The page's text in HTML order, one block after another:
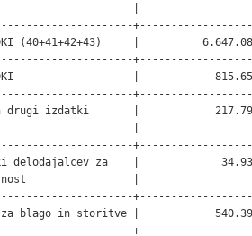
|
(40+41+42+43)     |
|
drugi izdatki       |
|
delodajalcev za    |
|
blago in storitve |